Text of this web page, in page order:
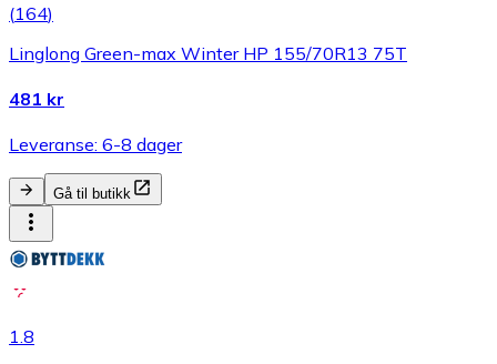
(164)
Linglong Green-max Winter HP 155/70R13 75T
481 kr
Leveranse: 6-8 dager
Gå til butikk
1.8